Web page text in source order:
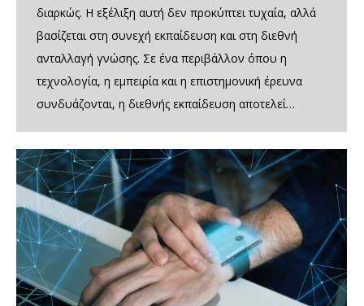
διαρκώς. Η εξέλιξη αυτή δεν προκύπτει τυχαία, αλλά
βασίζεται στη συνεχή εκπαίδευση και στη διεθνή
ανταλλαγή γνώσης. Σε ένα περιβάλλον όπου η
τεχνολογία, η εμπειρία και η επιστημονική έρευνα
συνδυάζονται, η διεθνής εκπαίδευση αποτελεί…